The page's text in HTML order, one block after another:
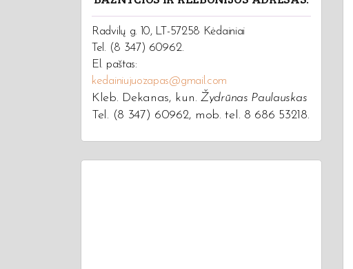
Radvilų g. 10, LT-57258 Kėdainiai
Tel. (8 347) 60962.
El. paštas:
kedainiujuozapas@gmail.com
Kleb. Dekanas, kun. Žydrūnas Paulauskas
Tel. (8 347) 60962, mob. tel. 8 686 53218.